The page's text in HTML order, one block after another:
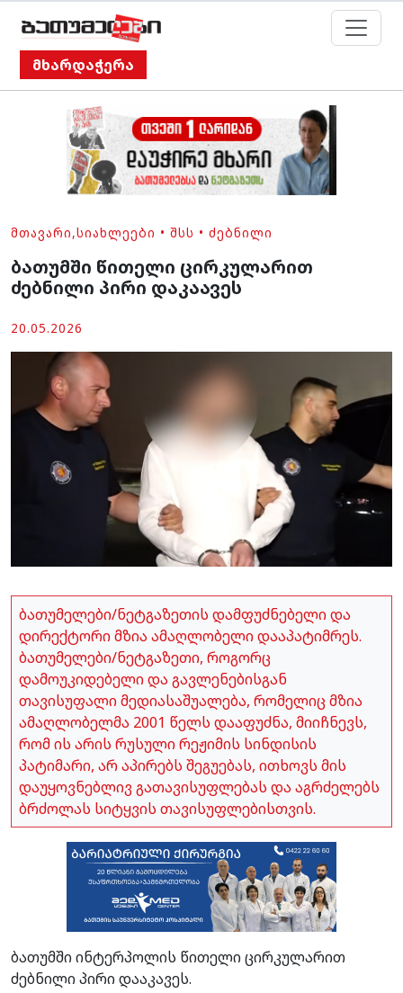
მხარდაჭერა
ᲛᲗᲐᲕᲐᲠᲘ,ᲡᲘᲐᲮᲚᲔᲔᲑᲘ • ᲨᲡᲡ • ᲫᲔᲑᲜᲘᲚᲘ
ბათუმში წითელი ცირკულარით
ძებნილი პირი დაკაავეს
20.05.2026
ბათუმელები/ნეტგაზეთის დამფუძნებელი და
დირექტორი მზია ამაღლობელი დააპატიმრეს.
ბათუმელები/ნეტგაზეთი, როგორც
დამოუკიდებელი და გავლენებისგან
თავისუფალი მედიასაშუალება, რომელიც მზია
ამაღლობელმა 2001 წელს დააფუძნა, მიიჩნევს,
რომ ის არის რუსული რეჟიმის სინდისის
პატიმარი, არ აპირებს შეგუებას, ითხოვს მის
დაუყოვნებლივ გათავისუფლებას და აგრძელებს
ბრძოლას სიტყვის თავისუფლებისთვის.
ბათუმში ინტერპოლის წითელი ცირკულარით
ძებნილი პირი დააკავეს.